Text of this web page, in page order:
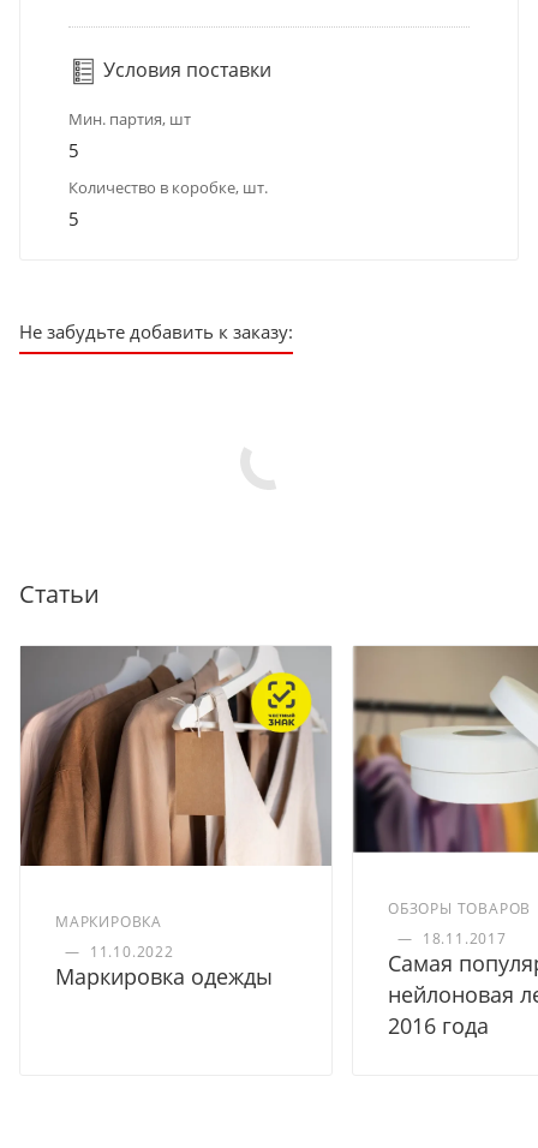
Условия поставки
Мин. партия, шт
5
Количество в коробке, шт.
5
Не забудьте добавить к заказу:
Статьи
МАРКИРОВКА
— 11.10.2022
Маркировка одежды
ОБЗОРЫ ТОВАРОВ
— 18.11.2017
Самая
нейлоновая
2016 года